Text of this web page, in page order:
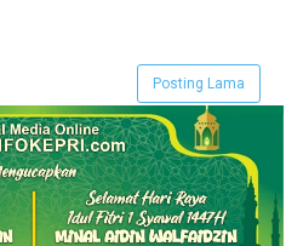
Posting Lama